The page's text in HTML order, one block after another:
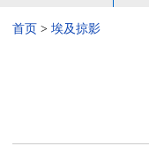
首页 > 埃及掠影